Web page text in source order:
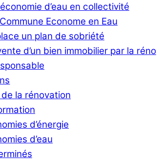
d’eau en collectivité
Econome en Eau
un plan de sobriété
d’un bien immobilier par la réno
la rénovation
d’énergie
d’eau